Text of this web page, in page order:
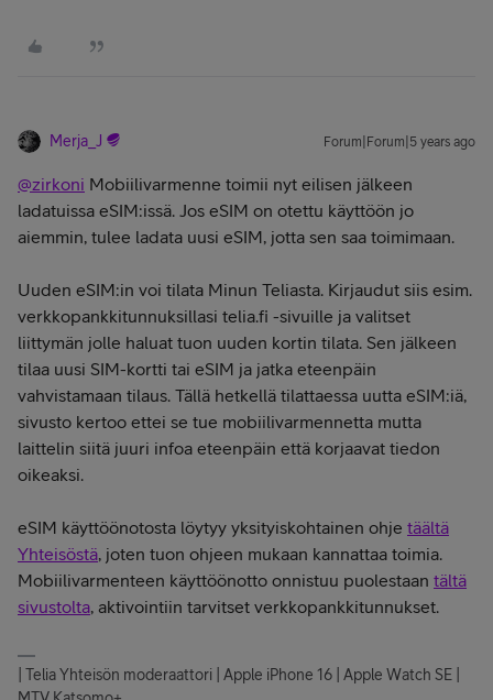
Merja_J Forum|Forum|5 years ago
@zirkoni Mobiilivarmenne toimii nyt eilisen jälkeen
ladatuissa eSIM:issä. Jos eSIM on otettu käyttöön jo
aiemmin, tulee ladata uusi eSIM, jotta sen saa toimimaan.
Uuden eSIM:in voi tilata Minun Teliasta. Kirjaudut siis esim.
verkkopankkitunnuksillasi telia.fi -sivuille ja valitset
liittymän jolle haluat tuon uuden kortin tilata. Sen jälkeen
tilaa uusi SIM-kortti tai eSIM ja jatka eteenpäin
vahvistamaan tilaus. Tällä hetkellä tilattaessa uutta eSIM:iä,
sivusto kertoo ettei se tue mobiilivarmennetta mutta
laittelin siitä juuri infoa eteenpäin että korjaavat tiedon
oikeaksi.
eSIM käyttöönotosta löytyy yksityiskohtainen ohje täältä
Yhteisöstä, joten tuon ohjeen mukaan kannattaa toimia.
Mobiilivarmenteen käyttöönotto onnistuu puolestaan tältä
sivustolta, aktivointiin tarvitset verkkopankkitunnukset.
| Telia Yhteisön moderaattori | Apple iPhone 16 | Apple Watch SE |